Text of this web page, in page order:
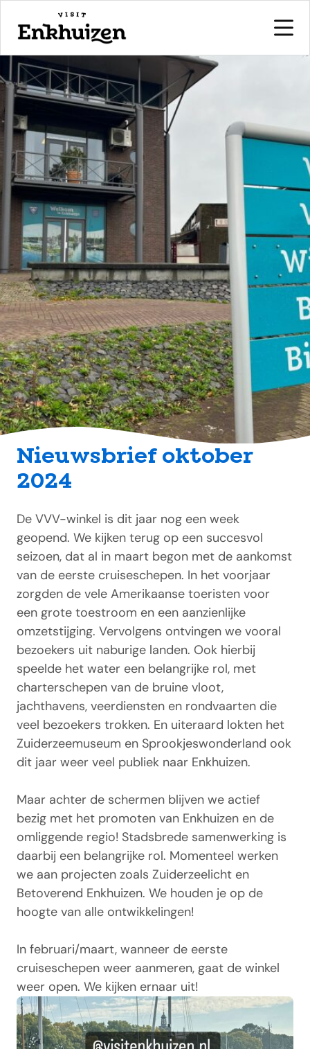
naar de inhoud
Nieuwsbrief oktober
2024
De VVV-winkel is dit jaar nog een week
geopend. We kijken terug op een succesvol
seizoen, dat al in maart begon met de aankomst
van de eerste cruiseschepen. In het voorjaar
zorgden de vele Amerikaanse toeristen voor
een grote toestroom en een aanzienlijke
omzetstijging. Vervolgens ontvingen we vooral
bezoekers uit naburige landen. Ook hierbij
speelde het water een belangrijke rol, met
charterschepen van de bruine vloot,
jachthavens, veerdiensten en rondvaarten die
veel bezoekers trokken. En uiteraard lokten het
Zuiderzeemuseum en Sprookjeswonderland ook
dit jaar weer veel publiek naar Enkhuizen.
Maar achter de schermen blijven we actief
bezig met het promoten van Enkhuizen en de
omliggende regio! Stadsbrede samenwerking is
daarbij een belangrijke rol. Momenteel werken
we aan projecten zoals Zuiderzeelicht en
Betoverend Enkhuizen. We houden je op de
hoogte van alle ontwikkelingen!
In februari/maart, wanneer de eerste
cruiseschepen weer aanmeren, gaat de winkel
weer open. We kijken ernaar uit!